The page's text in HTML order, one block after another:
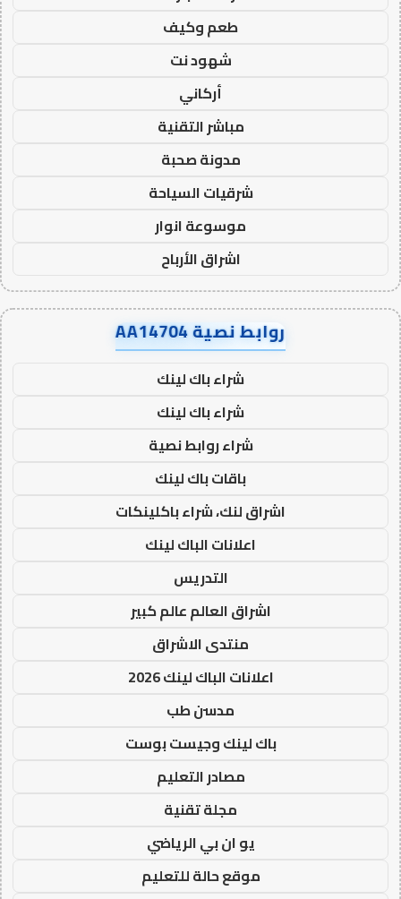
طعم وكيف
شهود نت
أركاني
مباشر التقنية
مدونة صحبة
شرقيات السياحة
موسوعة انوار
اشراق الأرباح
روابط نصية AA14704
شراء باك لينك
شراء باك لينك
شراء روابط نصية
باقات باك لينك
اشراق لنك، شراء باكلينكات
اعلانات الباك لينك
التدريس
اشراق العالم عالم كبير
منتدى الاشراق
اعلانات الباك لينك 2026
مدسن طب
باك لينك وجيست بوست
مصادر التعليم
مجلة تقنية
يو ان بي الرياضي
موقع حالة للتعليم